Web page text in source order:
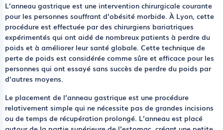
L’anneau gastrique est une intervention chirurgicale courante
pour les personnes souffrant d’obésité morbide. À Lyon, cette
procédure est effectuée par des chirurgiens bariatriques
expérimentés qui ont aidé de nombreux patients à perdre du
poids et à améliorer leur santé globale. Cette technique de
perte de poids est considérée comme sûre et efficace pour les
personnes qui ont essayé sans succès de perdre du poids par
d’autres moyens.
Le placement de l’anneau gastrique est une procédure
relativement simple qui ne nécessite pas de grandes incisions
ou de temps de récupération prolongé. L’anneau est placé